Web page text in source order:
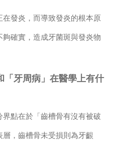
發炎，而導致發炎的根本原
確實，造成牙菌斑與發炎物
「牙周病」在醫學上有什
點在於「齒槽骨有沒有被破
，齒槽骨未受損則為牙齦